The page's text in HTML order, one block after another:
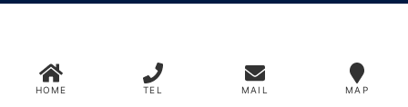
HOME TEL MAIL MAP